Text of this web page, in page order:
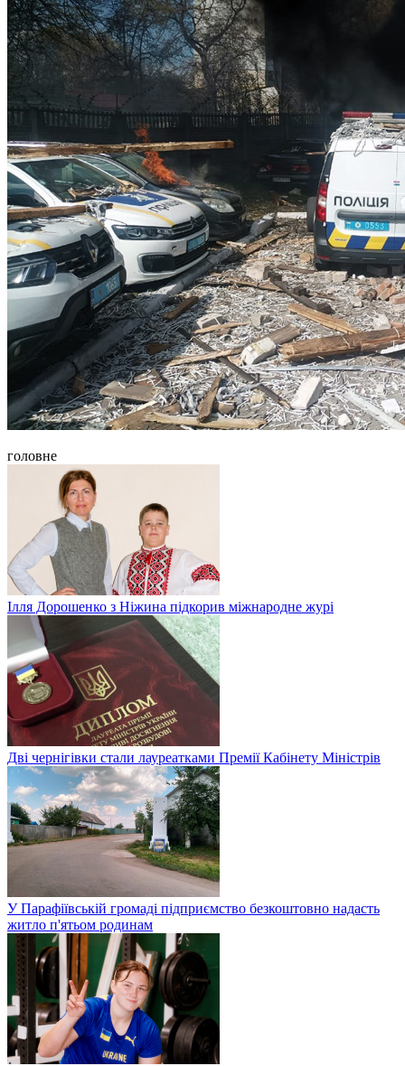
головне
Ілля Дорошенко з Ніжина підкорив міжнародне журі
Дві чернігівки стали лауреатками Премії Кабінету Міністрів
У Парафіївській громаді підприємство безкоштовно надасть
житло п'ятьом родинам